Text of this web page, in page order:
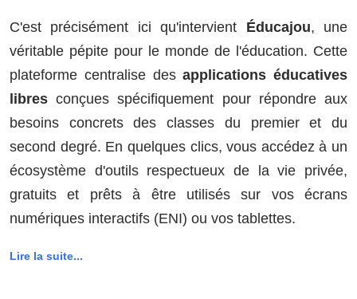
C'est précisément ici qu'intervient Éducajou, une
véritable pépite pour le monde de l'éducation. Cette
plateforme centralise desapplications éducatives
libres conçues spécifiquement pour répondre aux
besoins concrets des classes du premier et du
second degré. En quelques clics, vous accédez à un
écosystème d'outils respectueux de la vie privée,
gratuits et prêts à être utilisés sur vos écrans
numériques interactifs (ENI) ou vos tablettes.
Lire la suite...